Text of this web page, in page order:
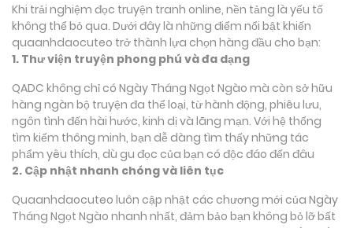
Khi trải nghiệm đọc truyện tranh online, nền tảng là yếu tố
không thể bỏ qua. Dưới đây là những điểm nổi bật khiến
quaanhdaocuteo trở thành lựa chọn hàng đầu cho bạn:
1. Thư viện truyện phong phú và đa dạng
QADC không chỉ có Ngày Tháng Ngọt Ngào mà còn sở hữu
hàng ngàn bộ truyện đa thể loại, từ hành động, phiêu lưu,
ngôn tình đến hài hước, kinh dị và lãng mạn. Với hệ thống
tìm kiếm thông minh, bạn dễ dàng tìm thấy những tác
phẩm yêu thích, dù gu đọc của bạn có độc đáo đến đâu
2. Cập nhật nhanh chóng và liên tục
Quaanhdaocuteo luôn cập nhật các chương mới của Ngày
Tháng Ngọt Ngào nhanh nhất, đảm bảo bạn không bỏ lỡ bất